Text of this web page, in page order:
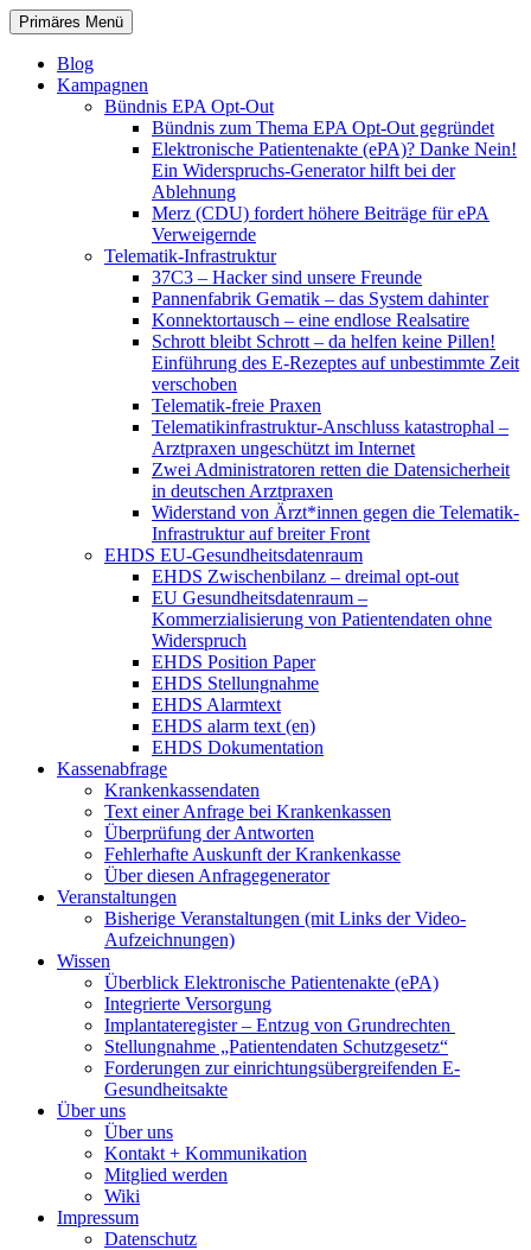
Zum
Inhalt
springen
patientenrechte-datenschutz.de
Suchen
Primäres Menü
Blog
Kampagnen
Bündnis EPA Opt-Out
Bündnis zum Thema EPA Opt-Out gegründet
Elektronische Patientenakte (ePA)? Danke Nein!
Ein Widerspruchs-Generator hilft bei der
Ablehnung
Merz (CDU) fordert höhere Beiträge für ePA
Verweigernde
Telematik-Infrastruktur
37C3 – Hacker sind unsere Freunde
Pannenfabrik Gematik – das System dahinter
Konnektortausch – eine endlose Realsatire
Schrott bleibt Schrott – da helfen keine Pillen!
Einführung des E-Rezeptes auf unbestimmte Zeit
verschoben
Telematik-freie Praxen
Telematikinfrastruktur-Anschluss katastrophal –
Arztpraxen ungeschützt im Internet
Zwei Administratoren retten die Datensicherheit
in deutschen Arztpraxen
Widerstand von Ärzt*innen gegen die Telematik-
Infrastruktur auf breiter Front
EHDS EU-Gesundheitsdatenraum
EHDS Zwischenbilanz – dreimal opt-out
EU Gesundheitsdatenraum –
Kommerzialisierung von Patientendaten ohne
Widerspruch
EHDS Position Paper
EHDS Stellungnahme
EHDS Alarmtext
EHDS alarm text (en)
EHDS Dokumentation
Kassenabfrage
Krankenkassendaten
Text einer Anfrage bei Krankenkassen
Überprüfung der Antworten
Fehlerhafte Auskunft der Krankenkasse
Über diesen Anfragegenerator
Veranstaltungen
Bisherige Veranstaltungen (mit Links der Video-
Aufzeichnungen)
Wissen
Überblick Elektronische Patientenakte (ePA)
Integrierte Versorgung
Implantateregister – Entzug von Grundrechten
Stellungnahme „Patientendaten Schutzgesetz“
Forderungen zur einrichtungsübergreifenden E-
Gesundheitsakte
Über uns
Über uns
Kontakt + Kommunikation
Mitglied werden
Wiki
Impressum
Datenschutz